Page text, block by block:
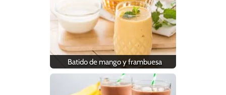
Batido de mango y frambuesa